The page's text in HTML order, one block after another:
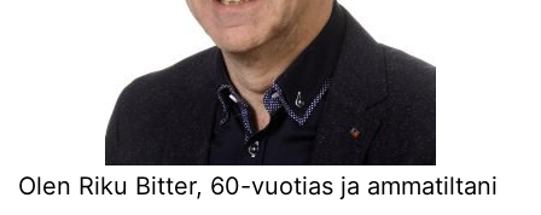
Olen Riku Bitter, 60-vuotias ja ammatiltani